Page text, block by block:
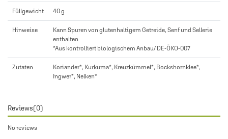
Füllgewicht 40 g
Hinweise
Kann Spuren von glutenhaltigem Getreide, Senf und Sellerie
enthalten
*Aus kontrolliert biologischem Anbau/ DE-ÖKO-007
Zutaten
Koriander*, Kurkuma*, Kreuzkümmel*, Bockshornklee*,
Ingwer*, Nelken*
Reviews(0)
No reviews